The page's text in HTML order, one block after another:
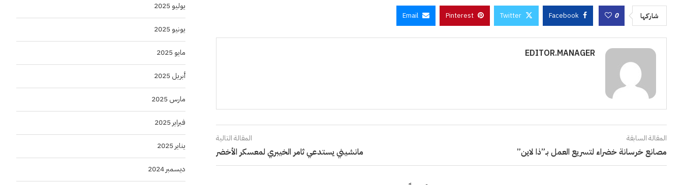
شاركها 0
Facebook
Twitter
Pinterest
Email
EDITOR.MANAGER
المقالة السابقة
مصانع خرسانة خضراء لتسريع العمل بـ”ذا لاين”
المقالة التالية
مانشيني يستدعي ثامر الخيبري لمعسكر الأخضر
يوليو 2025
يونيو 2025
مايو 2025
أبريل 2025
مارس 2025
فبراير 2025
يناير 2025
ديسمبر 2024